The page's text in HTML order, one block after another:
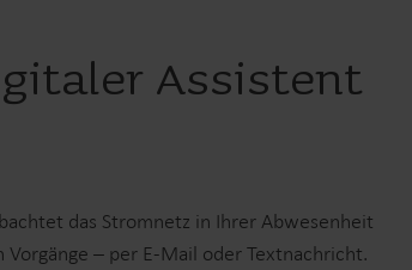
Assistent
das Stromnetz in Ihrer Abwesenheit
– per E-Mail oder Textnachricht.